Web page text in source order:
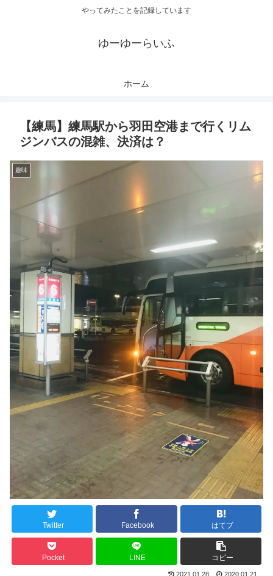
やってみたことを記録しています
ゆーゆーらいふ
ホーム
【練馬】練馬駅から羽田空港まで行くリム
ジンバスの混雑、決済は？
趣味
Twitter Facebook はてブ
Pocket LINE コピー
2021.01.28 2020.01.21